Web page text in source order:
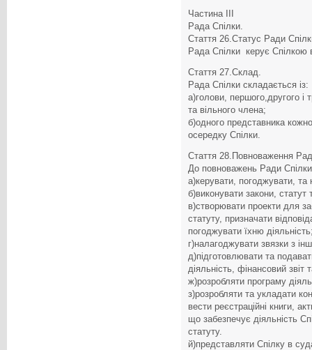
Частина III
Рада Спілки.
Стаття 26.Статус Ради
Рада Спілки керує Спілкою
Стаття 27.Склад.
Рада Спілки складається із:
а)голови, першого,другого і
та вільного члена;
б)одного представника
осередку Спілки.
Стаття 28.Повноваження
До повноважень Ради
а)керувати, погоджувати, та
б)виконувати закони, статут
в)створювати проекти для
статуту, призначати
погоджувати їхню
г)налагоджувати звязки з
д)підготовлювати та
діяльність, фінансовий
ж)розробляти програму
з)розробляти та укладати
вести реєстраційні книги,
що забезпечує діяльність
статуту.
й)представляти Спілку в